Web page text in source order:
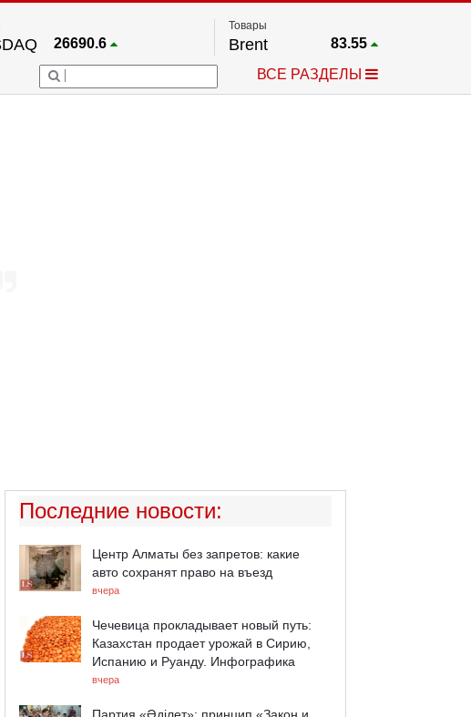
26690.6
100 67.17
54036.9
Товары
Brent 83.55
Платина
2.662
ВСЕ РАЗДЕЛЫ
Последние новости:
Центр Алматы без запретов: какие
авто сохранят право на въезд
вчера
Чечевица прокладывает новый путь:
Казахстан продает урожай в Сирию,
Испанию и Руанду. Инфографика
вчера